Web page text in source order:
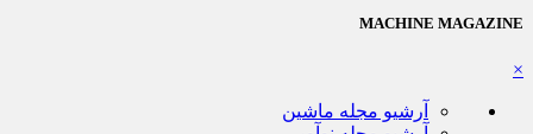
MACHINE MAGAZINE
×
آرشیو مجله ماشین